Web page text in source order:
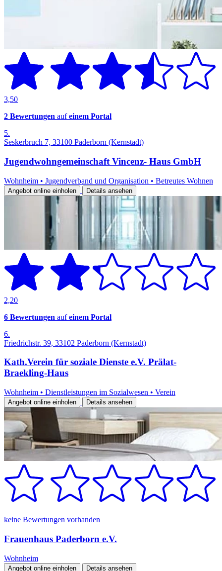
3,50
2 Bewertungen aufeinem Portal
5.
Seskerbruch 7, 33100 Paderborn (Kernstadt)
Jugendwohngemeinschaft Vincenz- Haus GmbH
Wohnheim • Jugendverband und Organisation • Betreutes Wohnen
Angebot online einholen Details ansehen
2,20
6 Bewertungen aufeinem Portal
6.
Friedrichstr. 39, 33102 Paderborn (Kernstadt)
Kath.Verein für soziale Dienste e.V. Prälat-
Braekling-Haus
Wohnheim • Dienstleistungen im Sozialwesen • Verein
Angebot online einholen Details ansehen
keine Bewertungen vorhanden
Frauenhaus Paderborn e.V.
Wohnheim
Angebot online einholen Details ansehen